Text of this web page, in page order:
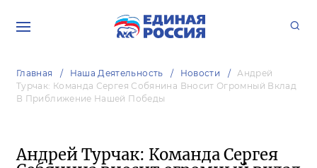
Главная Наша Деятельность Новости
Андрей
Турчак: Команда Сергея Собянина Вносит Огромный Вклад
В Приближение Нашей Победы
Андрей Турчак: Команда Сергея